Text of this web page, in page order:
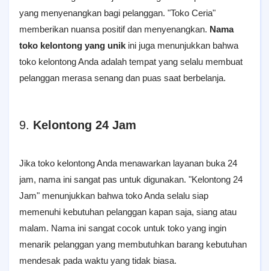
yang menyenangkan bagi pelanggan. "Toko Ceria"
memberikan nuansa positif dan menyenangkan. Nama
toko kelontong yang unik ini juga menunjukkan bahwa
toko kelontong Anda adalah tempat yang selalu membuat
pelanggan merasa senang dan puas saat berbelanja.
9. Kelontong 24 Jam
Jika toko kelontong Anda menawarkan layanan buka 24
jam, nama ini sangat pas untuk digunakan. "Kelontong 24
Jam" menunjukkan bahwa toko Anda selalu siap
memenuhi kebutuhan pelanggan kapan saja, siang atau
malam. Nama ini sangat cocok untuk toko yang ingin
menarik pelanggan yang membutuhkan barang kebutuhan
mendesak pada waktu yang tidak biasa.